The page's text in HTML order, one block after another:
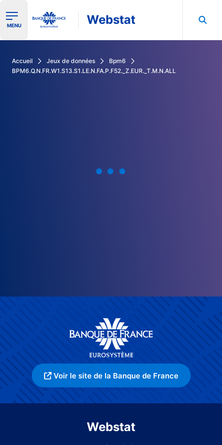
Ouvrir le menu de navigation
MENU Webstat
Accueil Jeux de données
Bpm6
BPM6.Q.N.FR.W1.S13.S1.LE.N.FA.P.F52._Z.EUR._T.M.N.ALL
Voir le site de la Banque de France
Webstat